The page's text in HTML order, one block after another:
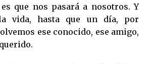
que nos pasará a nosotros. Y
vida, hasta que un día, por
ese conocido, ese amigo,